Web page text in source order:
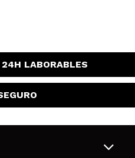
24H LABORABLES